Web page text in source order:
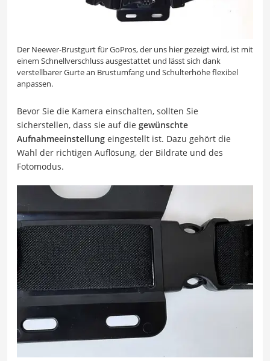
Der Neewer-Brustgurt für GoPros, der uns hier gezeigt wird, ist mit
einem Schnellverschluss ausgestattet und lässt sich dank
verstellbarer Gurte an Brustumfang und Schulterhöhe flexibel
anpassen.
Bevor Sie die Kamera einschalten, sollten Sie
sicherstellen, dass sie auf die gewünschte
Aufnahmeeinstellung eingestellt ist. Dazu gehört die
Wahl der richtigen Auflösung, der Bildrate und des
Fotomodus.